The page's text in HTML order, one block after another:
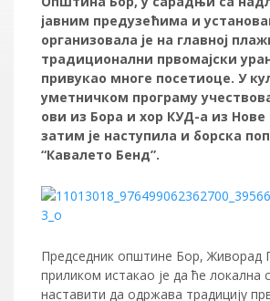
јавним предузећима и
организовала је на главној
традиционални првомајски
привукао многе посетиоце. У
уметничком програму
ови из Бора и хор КУД-а из Нове
затим је наступила и борска
“Кавалето Бенд”.
Председник општине Бор, Живорад
приликом истакао је да ће локална
наставити да одржава традицију